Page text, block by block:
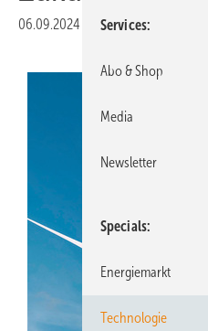
06.09.2024 Veröffentlicht in
Services
Abo & Shop
Media
Newsletter
Specials
Energiemarkt
Technologie